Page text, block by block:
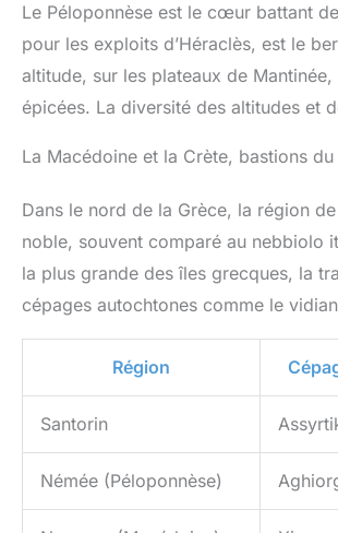
Le Péloponnèse est le cœur battant
pour les exploits d’Héraclès, est le
altitude, sur les plateaux de
épicées. La diversité des altitudes et
La Macédoine et la Crète, bastions
Dans le nord de la Grèce, la région
noble, souvent comparé au nebbiolo
la plus grande des îles grecques, la
cépages autochtones comme le
Région
Santorin
Némée (Péloponnèse)